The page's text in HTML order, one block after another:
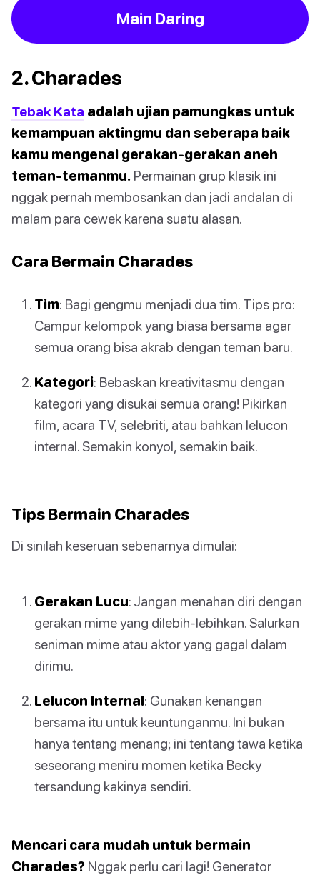
Main Daring
2. Charades
Tebak Kata adalah ujian pamungkas untuk
kemampuan aktingmu dan seberapa baik
kamu mengenal gerakan-gerakan aneh
teman-temanmu. Permainan grup klasik ini
nggak pernah membosankan dan jadi andalan di
malam para cewek karena suatu alasan.
Cara Bermain Charades
Tim: Bagi gengmu menjadi dua tim. Tips pro:
Campur kelompok yang biasa bersama agar
semua orang bisa akrab dengan teman baru.
Kategori: Bebaskan kreativitasmu dengan
kategori yang disukai semua orang! Pikirkan
film, acara TV, selebriti, atau bahkan lelucon
internal. Semakin konyol, semakin baik.
Tips Bermain Charades
Di sinilah keseruan sebenarnya dimulai:
Gerakan Lucu: Jangan menahan diri dengan
gerakan mime yang dilebih-lebihkan. Salurkan
seniman mime atau aktor yang gagal dalam
dirimu.
Lelucon Internal: Gunakan kenangan
bersama itu untuk keuntunganmu. Ini bukan
hanya tentang menang; ini tentang tawa ketika
seseorang meniru momen ketika Becky
tersandung kakinya sendiri.
Mencari cara mudah untuk bermain
Charades? Nggak perlu cari lagi! Generator